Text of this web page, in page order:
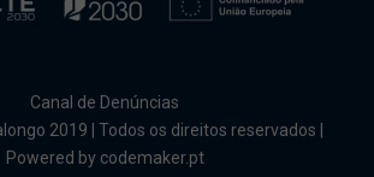
Canal de Denúncias
2019 | Todos os direitos reservados |
Powered by codemaker.pt